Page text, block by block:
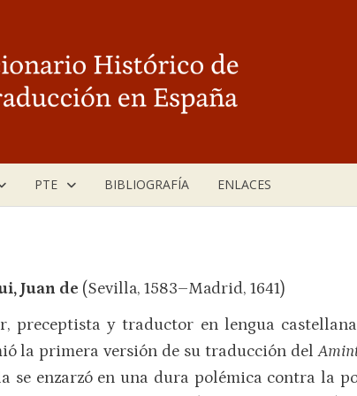
PTE BIBLIOGRAFÍA ENLACES
Juan de (Sevilla, 1583–Madrid, 1641)
preceptista y traductor en lengua
la primera versión de su traducción del
se enzarzó en una dura polémica contra la